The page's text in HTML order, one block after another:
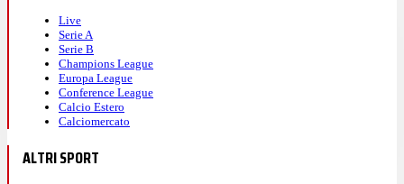
Live
Serie A
Serie B
Champions League
Europa League
Conference League
Calcio Estero
Calciomercato
ALTRI SPORT